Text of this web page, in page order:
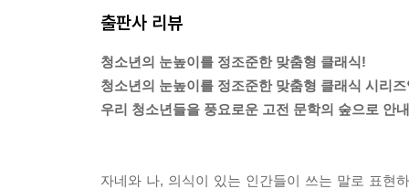
출판사 리뷰
청소년의 눈높이를 정조준한 맞춤형 클래식!
청소년의 눈높이를 정조준한 맞춤형 클래식 시리
우리 청소년들을 풍요로운 고전 문학의 숲으로 안
자네와 나, 의식이 있는 인간들이 쓰는 말로 표현